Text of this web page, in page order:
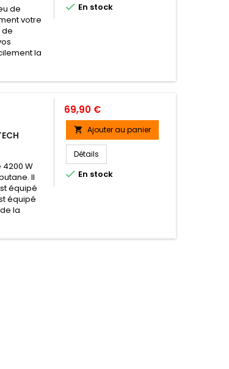
de
votre
de
la
 En stock
W
Il
équipé
équipé
la
Prix
69,90 €
 Ajouter au panier
Détails
 En stock